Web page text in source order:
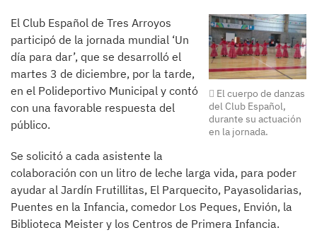
El cuerpo de danzas
del Club Español,
durante su actuación
en la jornada.
El Club Español de Tres Arroyos
participó de la jornada mundial ‘Un
día para dar’, que se desarrolló el
martes 3 de diciembre, por la tarde,
en el Polideportivo Municipal y contó
con una favorable respuesta del
público.
Se solicitó a cada asistente la
colaboración con un litro de leche larga vida, para poder
ayudar al Jardín Frutillitas, El Parquecito, Payasolidarias,
Puentes en la Infancia, comedor Los Peques, Envión, la
Biblioteca Meister y los Centros de Primera Infancia.